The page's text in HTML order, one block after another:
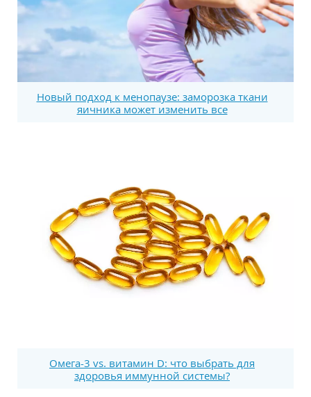
Новый подход к менопаузе: заморозка ткани
яичника может изменить все
Омега-3 vs. витамин D: что выбрать для
здоровья иммунной системы?